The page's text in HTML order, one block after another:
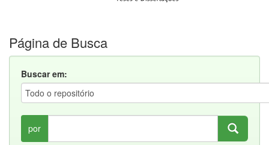
Página de Busca
Buscar em:
por